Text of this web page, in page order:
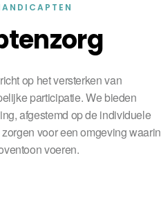
op het versterken van
participatie. We bieden
afgestemd op de individuele
voor een omgeving waarin
voeren.